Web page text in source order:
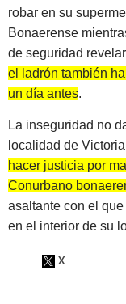
robar en su
Bonaerense
de seguridad
el ladrón también
un día antes.
La inseguridad no
localidad de
hacer justicia por
Conurbano
asaltante con el
en el interior de su